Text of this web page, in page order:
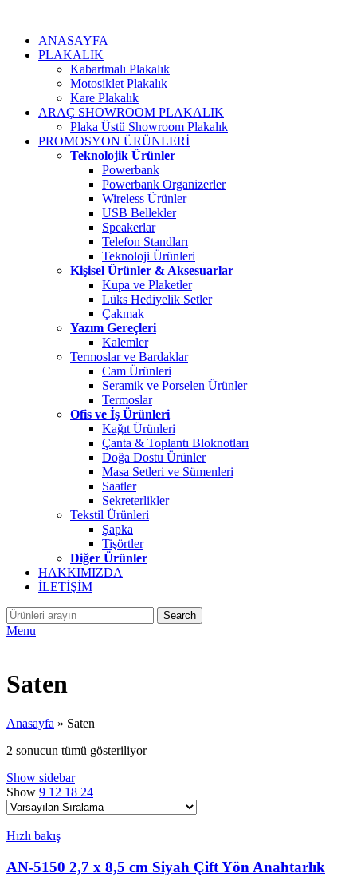
ANASAYFA
PLAKALIK
Kabartmalı Plakalık
Motosiklet Plakalık
Kare Plakalık
ARAÇ SHOWROOM PLAKALIK
Plaka Üstü Showroom Plakalık
PROMOSYON ÜRÜNLERİ
Teknolojik Ürünler
Powerbank
Powerbank Organizerler
Wireless Ürünler
USB Bellekler
Speakerlar
Telefon Standları
Teknoloji Ürünleri
Kişisel Ürünler & Aksesuarlar
Kupa ve Plaketler
Lüks Hediyelik Setler
Çakmak
Yazım Gereçleri
Kalemler
Termoslar ve Bardaklar
Cam Ürünleri
Seramik ve Porselen Ürünler
Termoslar
Ofis ve İş Ürünleri
Kağıt Ürünleri
Çanta & Toplantı Bloknotları
Doğa Dostu Ürünler
Masa Setleri ve Sümenleri
Saatler
Sekreterlikler
Tekstil Ürünleri
Şapka
Tişörtler
Diğer Ürünler
HAKKIMIZDA
İLETİŞİM
Search
Menu
Saten
Anasayfa » Saten
2 sonucun tümü gösteriliyor
Show sidebar
Show 9 12 18 24
Hızlı bakış
AN-5150 2,7 x 8,5 cm Siyah Çift Yön Anahtarlık